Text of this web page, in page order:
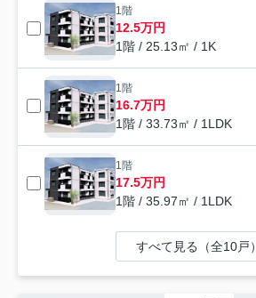
1階
12.5万円
1階 / 25.13㎡ / 1K
1階
16.7万円
1階 / 33.73㎡ / 1LDK
1階
17.5万円
1階 / 35.97㎡ / 1LDK
すべて見る（全10戸）